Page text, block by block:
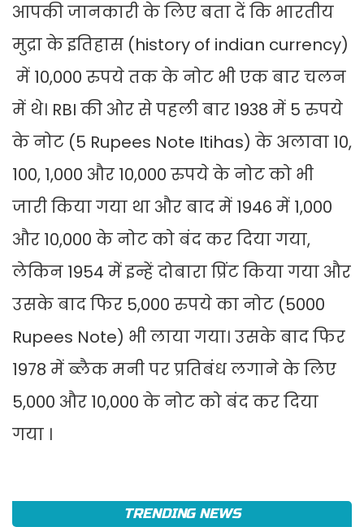
आपकी जानकारी के लिए बता दें कि भारतीय
मुद्रा के इतिहास (history of indian currency)
में 10,000 रुपये तक के नोट भी एक बार चलन
में थे। RBI की ओर से पहली बार 1938 में 5 रुपये
के नोट (5 Rupees Note Itihas) के अलावा 10,
100, 1,000 और 10,000 रुपये के नोट को भी
जारी किया गया था और बाद में 1946 में 1,000
और 10,000 के नोट को बंद कर दिया गया,
लेकिन 1954 में इन्हें दोबारा प्रिंट किया गया और
उसके बाद फिर 5,000 रुपये का नोट (5000
Rupees Note) भी लाया गया। उसके बाद फिर
1978 में ब्लैक मनी पर प्रतिबंध लगाने के लिए
5,000 और 10,000 के नोट को बंद कर दिया
गया ।
TRENDING NEWS